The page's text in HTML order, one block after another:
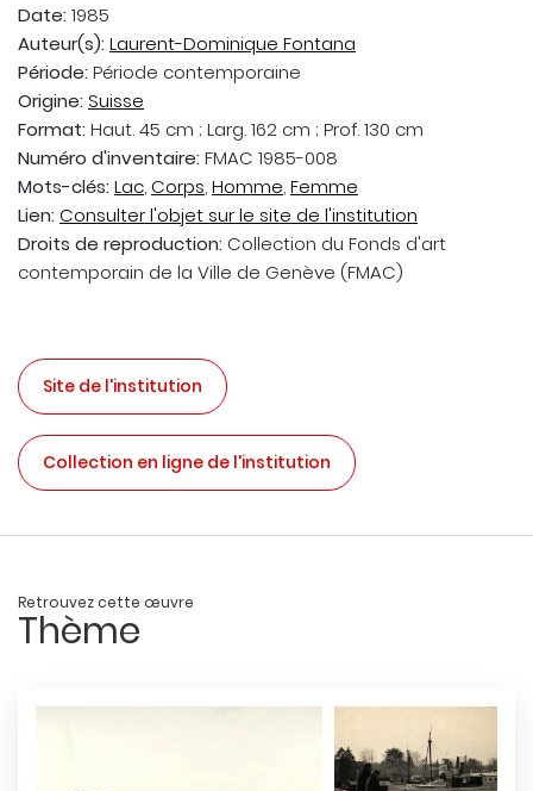
Date: 1985
Auteur(s): Laurent-Dominique Fontana
Période: Période contemporaine
Origine: Suisse
Format: Haut. 45 cm ; Larg. 162 cm ; Prof. 130 cm
Numéro d'inventaire: FMAC 1985-008
Mots-clés: Lac, Corps,Homme,Femme
Lien: Consulter l'objet sur le site de l'institution
Droits de reproduction: Collection du Fonds d'art
contemporain de la Ville de Genève (FMAC)
Site de l'institution
Collection en ligne de l'institution
Retrouvez cette œuvre
Thème